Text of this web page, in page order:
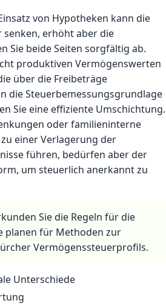
von Hypotheken kann die
erhöht aber die
Sie beide Seiten sorgfältig ab.
produktiven Vermögenswerten
über die Freibeträge
die Steuerbemessungsgrundlage
Sie eine effiziente Umschichtung.
oder familieninterne
einer Verlagerung der
führen, bedürfen aber der
um steuerlich anerkannt zu
Sie die Regeln für die
planen für Methoden zur
Vermögenssteuerprofils.
Unterschiede